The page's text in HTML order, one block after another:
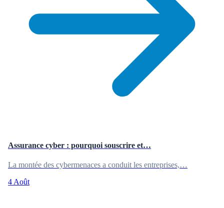
Assurance cyber : pourquoi souscrire et…
La montée des cybermenaces a conduit les entreprises,…
4 Août